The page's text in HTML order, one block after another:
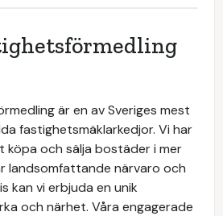
är en av Sveriges mest
fastighetsmäklarkedjor. Vi har
köpa och sälja bostäder i mer
landsomfattande närvaro och
kan vi erbjuda en unik
och närhet. Våra engagerade